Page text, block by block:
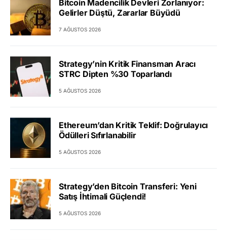
Bitcoin Madencilik Devleri Zorlanıyor:
Gelirler Düştü, Zararlar Büyüdü
7 AĞUSTOS 2026
Strategy’nin Kritik Finansman Aracı
STRC Dipten %30 Toparlandı
5 AĞUSTOS 2026
Ethereum’dan Kritik Teklif: Doğrulayıcı
Ödülleri Sıfırlanabilir
5 AĞUSTOS 2026
Strategy’den Bitcoin Transferi: Yeni
Satış İhtimali Güçlendi!
5 AĞUSTOS 2026